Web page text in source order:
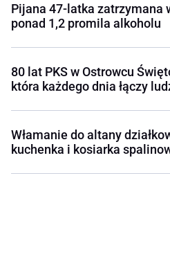
Pijana 47-latka zatrzymana
ponad 1,2 promila alkoholu
80 lat PKS w Ostrowcu
która każdego dnia łączy
Włamanie do altany
kuchenka i kosiarka